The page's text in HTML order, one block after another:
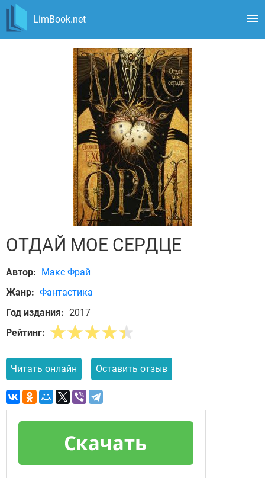
LimBook.net
ОТДАЙ МОЕ СЕРДЦЕ
Автор: Макс Фрай
Жанр: Фантастика
Год издания: 2017
Рейтинг:
Читать онлайн Оставить отзыв